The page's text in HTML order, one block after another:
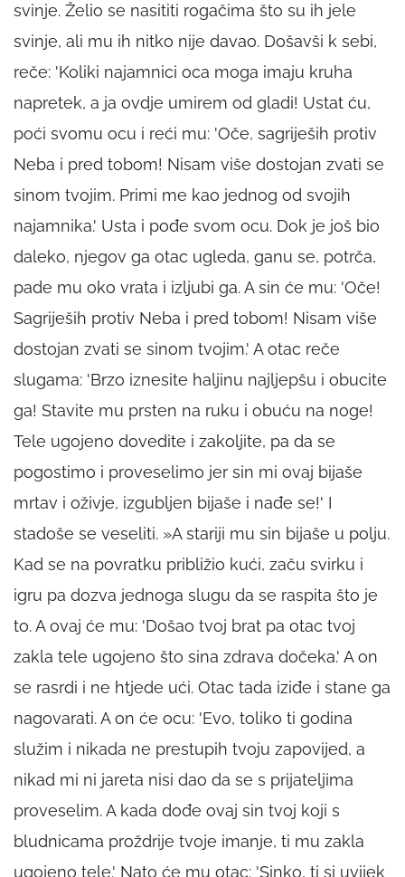
svinje. Želio se nasititi rogačima što su ih jele
svinje, ali mu ih nitko nije davao. Došavši k sebi,
reče: 'Koliki najamnici oca moga imaju kruha
napretek, a ja ovdje umirem od gladi! Ustat ću,
poći svomu ocu i reći mu: 'Oče, sagriješih protiv
Neba i pred tobom! Nisam više dostojan zvati se
sinom tvojim. Primi me kao jednog od svojih
najamnika.' Usta i pođe svom ocu. Dok je još bio
daleko, njegov ga otac ugleda, ganu se, potrča,
pade mu oko vrata i izljubi ga. A sin će mu: 'Oče!
Sagriješih protiv Neba i pred tobom! Nisam više
dostojan zvati se sinom tvojim.' A otac reče
slugama: 'Brzo iznesite haljinu najljepšu i obucite
ga! Stavite mu prsten na ruku i obuću na noge!
Tele ugojeno dovedite i zakoljite, pa da se
pogostimo i proveselimo jer sin mi ovaj bijaše
mrtav i oživje, izgubljen bijaše i nađe se!' I
stadoše se veseliti. »A stariji mu sin bijaše u polju.
Kad se na povratku približio kući, začu svirku i
igru pa dozva jednoga slugu da se raspita što je
to. A ovaj će mu: 'Došao tvoj brat pa otac tvoj
zakla tele ugojeno što sina zdrava dočeka.' A on
se rasrdi i ne htjede ući. Otac tada iziđe i stane ga
nagovarati. A on će ocu: 'Evo, toliko ti godina
služim i nikada ne prestupih tvoju zapovijed, a
nikad mi ni jareta nisi dao da se s prijateljima
proveselim. A kada dođe ovaj sin tvoj koji s
bludnicama proždrije tvoje imanje, ti mu zakla
ugojeno tele.' Nato će mu otac: 'Sinko, ti si uvijek